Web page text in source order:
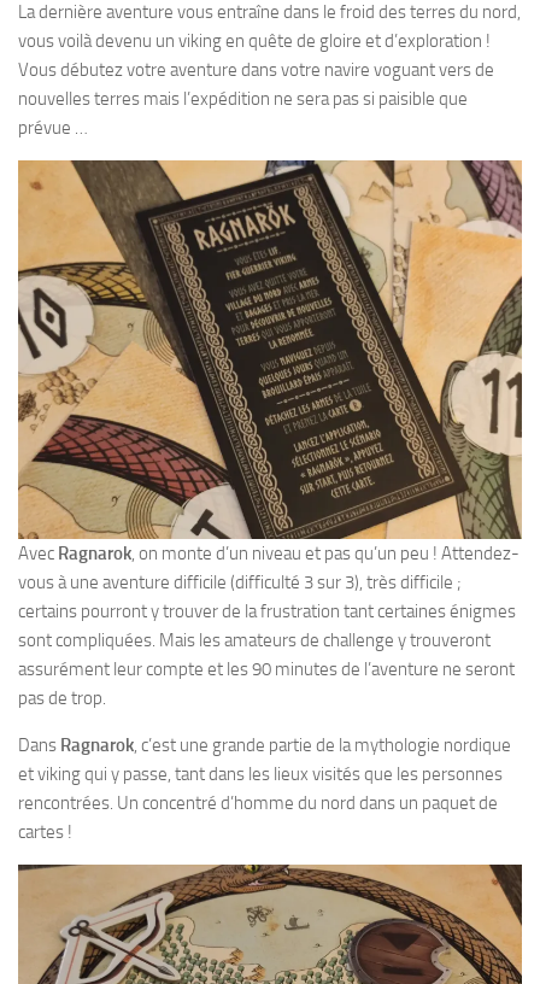
La dernière aventure vous entraîne dans le froid des terres du nord,
vous voilà devenu un viking en quête de gloire et d’exploration !
Vous débutez votre aventure dans votre navire voguant vers de
nouvelles terres mais l’expédition ne sera pas si paisible que
prévue …
Avec Ragnarok, on monte d’un niveau et pas qu’un peu ! Attendez-
vous à une aventure difficile (difficulté 3 sur 3), très difficile ;
certains pourront y trouver de la frustration tant certaines énigmes
sont compliquées. Mais les amateurs de challenge y trouveront
assurément leur compte et les 90 minutes de l’aventure ne seront
pas de trop.
Dans Ragnarok, c’est une grande partie de la mythologie nordique
et viking qui y passe, tant dans les lieux visités que les personnes
rencontrées. Un concentré d’homme du nord dans un paquet de
cartes !